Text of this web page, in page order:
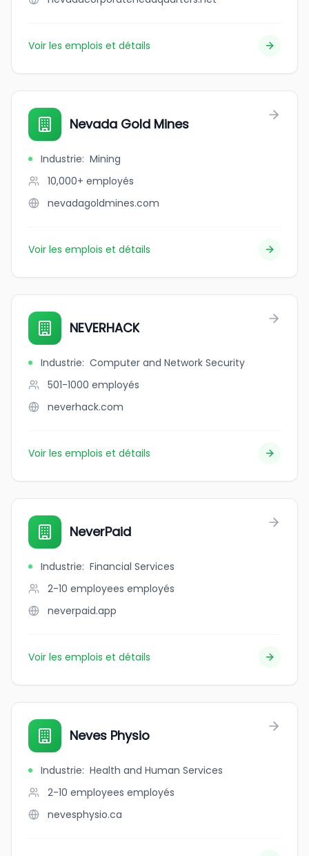
Voir les emplois et détails
Nevada Gold Mines
Industrie: Mining
10,000+ employés
nevadagoldmines.com
Voir les emplois et détails
NEVERHACK
Industrie: Computer and Network Security
501-1000 employés
neverhack.com
Voir les emplois et détails
NeverPaid
Industrie: Financial Services
2-10 employees employés
neverpaid.app
Voir les emplois et détails
Neves Physio
Industrie: Health and Human Services
2-10 employees employés
nevesphysio.ca